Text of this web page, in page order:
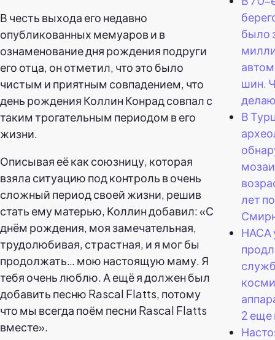
В честь выхода его недавно
опубликованных мемуаров и в
ознаменование дня рождения подруги
его отца, он отметил, что это было
чистым и приятным совпадением, что
день рождения Коллин Конрад совпал с
таким трогательным периодом в его
жизни.
Описывая её как союзницу, которая
взяла ситуацию под контроль в очень
сложный период своей жизни, решив
стать ему матерью, Коллин добавил: «С
днём рождения, моя замечательная,
трудолюбивая, страстная, и я мог бы
продолжать… мою настоящую маму. Я
тебя очень люблю. А ещё я должен был
добавить песню Rascal Flatts, потому
что мы всегда поём песни Rascal Flatts
вместе».
было
шин.
В
лет
НАСА
2 еще